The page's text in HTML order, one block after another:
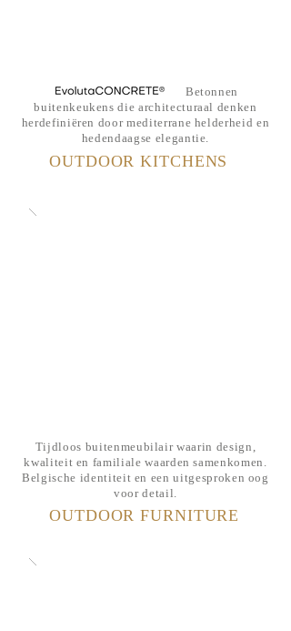
Betonnen
buitenkeukens die architecturaal denken
herdefiniëren door mediterrane helderheid en
hedendaagse elegantie.
OUTDOOR KITCHENS
Tijdloos buitenmeubilair waarin design,
kwaliteit en familiale waarden samenkomen.
Belgische identiteit en een uitgesproken oog
voor detail.
OUTDOOR FURNITURE